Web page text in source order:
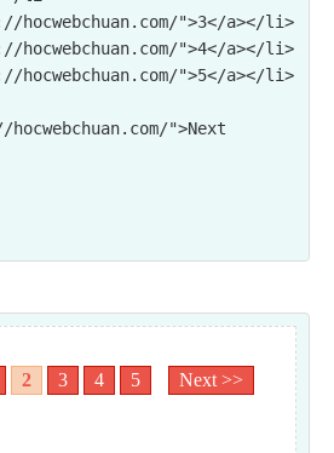
">3</a></li>
">4</a></li>
">5</a></li>
">Next